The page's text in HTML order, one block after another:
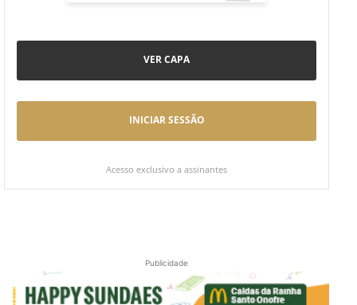
VER CAPA
INICIAR SESSÃO
Acesso exclusivo a assinantes
Publicidade